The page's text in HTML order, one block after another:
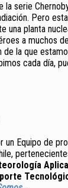
la serie
Pero
una planta
a muchos
de la que
cada día,
un Equipo de